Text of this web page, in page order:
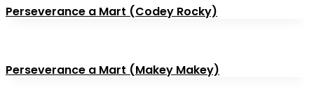
Perseverance a Mart (Codey Rocky)
Perseverance a Mart (Makey Makey)